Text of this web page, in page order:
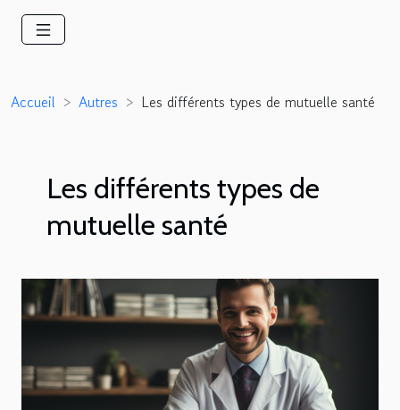
Accueil Autres Les différents types de mutuelle santé
Les différents types de
mutuelle santé